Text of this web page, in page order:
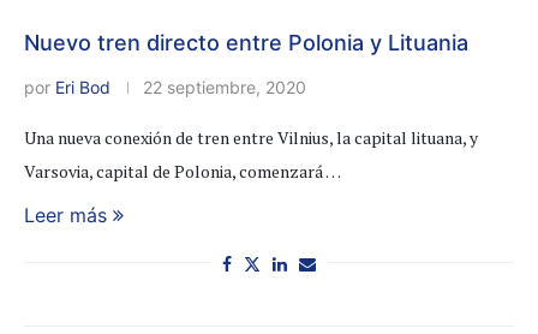
Nuevo tren directo entre Polonia y Lituania
por Eri Bod 22 septiembre, 2020
Una nueva conexión de tren entre Vilnius, la capital lituana, y
Varsovia, capital de Polonia, comenzará …
Leer más